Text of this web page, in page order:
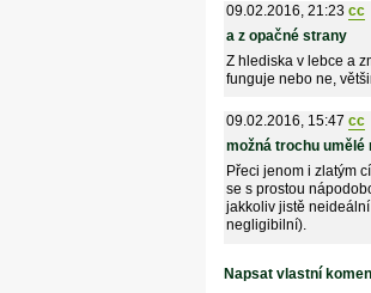
09.02.2016, 21:23cc
a z opačné strany
Z hlediska v lebce a
funguje nebo ne,
09.02.2016, 15:47cc
možná trochu umělé
Přeci jenom i zlatým
se s prostou
jakkoliv jistě
negligibilní).
Napsat vlastní